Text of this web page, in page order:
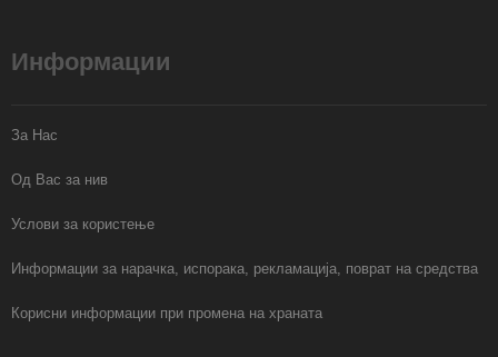
Информации
За Нас
Од Вас за нив
Услови за користење
Информации за нарачка, испорака, рекламација, поврат на средства
Корисни информации при промена на храната